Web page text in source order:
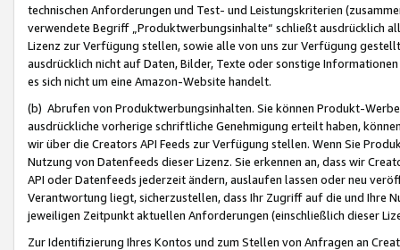
technischen Anforderungen und Test- und Leistungskriterien
verwendete Begriff „Produktwerbungsinhalte“ schließt ausdrücklich
Lizenz zur Verfügung stellen, sowie alle von uns zur Verfügung
ausdrücklich nicht auf Daten, Bilder, Texte oder sonstige
es sich nicht um eine Amazon-Website handelt.
(b) Abrufen von Produktwerbungsinhalten. Sie können Produkt-
ausdrückliche vorherige schriftliche Genehmigung erteilt haben,
wir über die Creators API Feeds zur Verfügung stellen. Wenn Sie
Nutzung von Datenfeeds dieser Lizenz. Sie erkennen an, dass wir
API oder Datenfeeds jederzeit ändern, auslaufen lassen oder neu
Verantwortung liegt, sicherzustellen, dass Ihr Zugriff auf die und Ihre
jeweiligen Zeitpunkt aktuellen Anforderungen (einschließlich dieser
Zur Identifizierung Ihres Kontos und zum Stellen von Anfragen an